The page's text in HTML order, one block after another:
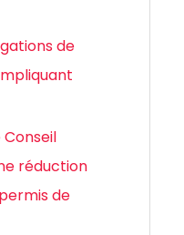
de
Conseil
réduction
de